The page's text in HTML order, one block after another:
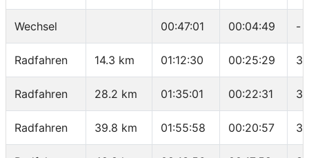
Wechsel 00:47:01 00:04:49 -
Radfahren 14.3 km 01:12:30 00:25:29
Radfahren 28.2 km 01:35:01 00:22:31
Radfahren 39.8 km 01:55:58 00:20:57